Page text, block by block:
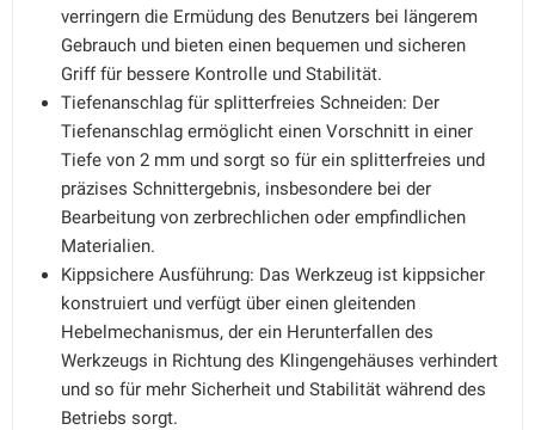
verringern die Ermüdung des Benutzers bei längerem
Gebrauch und bieten einen bequemen und sicheren
Griff für bessere Kontrolle und Stabilität.
Tiefenanschlag für splitterfreies Schneiden: Der
Tiefenanschlag ermöglicht einen Vorschnitt in einer
Tiefe von 2 mm und sorgt so für ein splitterfreies und
präzises Schnittergebnis, insbesondere bei der
Bearbeitung von zerbrechlichen oder empfindlichen
Materialien.
Kippsichere Ausführung: Das Werkzeug ist kippsicher
konstruiert und verfügt über einen gleitenden
Hebelmechanismus, der ein Herunterfallen des
Werkzeugs in Richtung des Klingengehäuses verhindert
und so für mehr Sicherheit und Stabilität während des
Betriebs sorgt.